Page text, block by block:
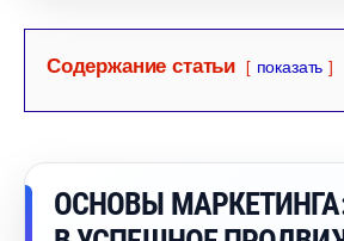
Содержание статьи показать
ОСНОВЫ